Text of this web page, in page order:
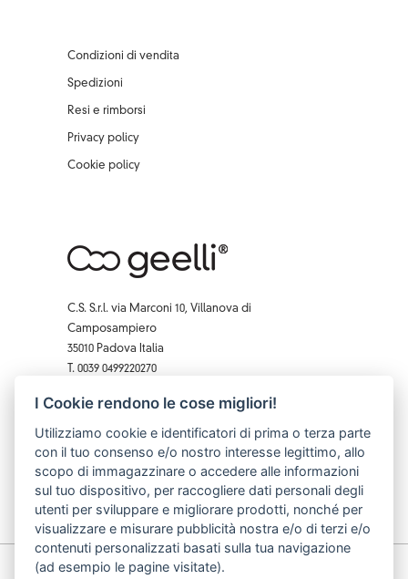
Condizioni di vendita
Spedizioni
Resi e rimborsi
Privacy policy
Cookie policy
C.S. S.r.l. via Marconi 10, Villanova di
Camposampiero
35010 Padova Italia
T. 0039 0499220270
Facebook
Instagram
X Pinterest
YouTube
© C.S. S.r.l. p.iva: 03740490283 cod. fiscale: 03740490283
I Cookie rendono le cose migliori!
Utilizziamo cookie e identificatori di prima o terza parte
con il tuo consenso e/o nostro interesse legittimo, allo
scopo di immagazzinare o accedere alle informazioni
sul tuo dispositivo, per raccogliere dati personali degli
utenti per sviluppare e migliorare prodotti, nonché per
visualizzare e misurare pubblicità nostra e/o di terzi e/o
contenuti personalizzati basati sulla tua navigazione
(ad esempio le pagine visitate).